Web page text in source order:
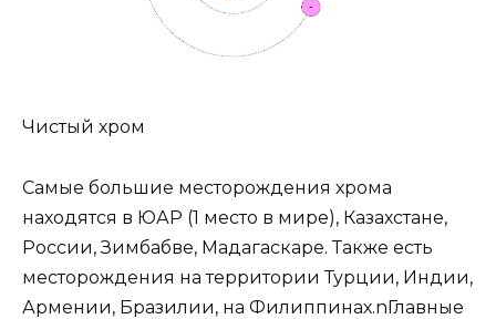
Чистый хром
Самые большие месторождения хрома
находятся в ЮАР (1 место в мире), Казахстане,
России, Зимбабве, Мадагаскаре. Также есть
месторождения на территории Турции, Индии,
Армении, Бразилии, на Филиппинах.nГлавные